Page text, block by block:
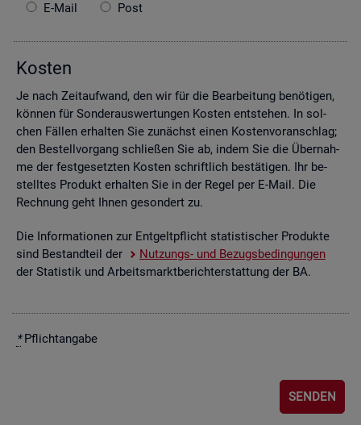
E-Mail
Post
Kos­ten
Je nach Zeit­auf­wand, den wir für die Be­ar­bei­tung be­nö­ti­gen,
kön­nen für Son­der­aus­wer­tun­gen Kos­ten ent­ste­hen. In sol­
chen Fäl­len er­hal­ten Sie zu­nächst einen Kos­ten­vor­anschlag;
den Be­stell­vor­gang schlie­ßen Sie ab, indem Sie die Über­nah­
me der fest­ge­setz­ten Kos­ten schrift­lich be­stä­ti­gen. Ihr be­
stell­tes Pro­dukt er­hal­ten Sie in der Regel per E-Mail. Die
Rech­nung geht Ihnen ge­son­dert zu.
Die In­for­ma­tio­nen zur Ent­gelt­pflicht sta­tis­ti­scher Pro­duk­te
sind Be­stand­teil der
Nut­zungs- und Be­zugs­be­din­gun­gen
der Sta­tis­tik und Ar­beits­markt­be­richt­erstat­tung der BA.
*Pflicht­an­ga­be